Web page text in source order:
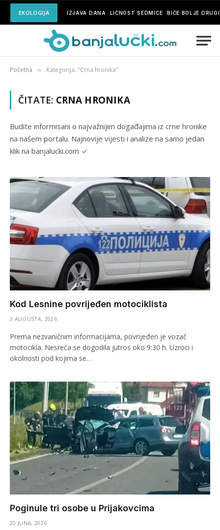
EKOLOGIJA IZJAVA DANA LIČNOST SEDMICE BIĆE BOLJE
Početna » Kategorija: "Crna hronika"
ČITATE: CRNA HRONIKA
Budite informisani o najvažnijim događajima iz crne hronike
na našem portalu. Najnovije vijesti i analize na samo jedan
klik na banjalucki.com ✓
Kod Lesnine povrijeđen motociklista
3 AUGUSTA, 2026
Prema nezvaničnim informacijama, povrijeđen je vozač
motocikla. Nesreća se dogodila jutros oko 9:30 h. Uzroci i
okolnosti pod kojima se…
Poginule tri osobe u Prijakovcima
20 JUNA, 2026